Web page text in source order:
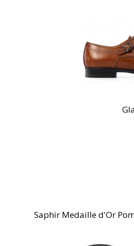
Schoenoprekker